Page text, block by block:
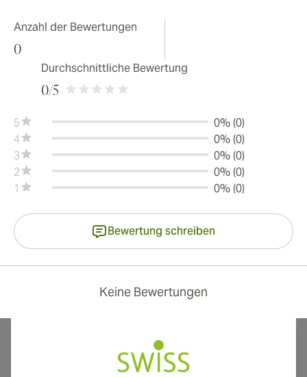
Anzahl der Bewertungen
0
Durchschnittliche Bewertung
0/5
5
0% (0)
4
0% (0)
3
0% (0)
2
0% (0)
1
0% (0)
Bewertung schreiben
Keine Bewertungen